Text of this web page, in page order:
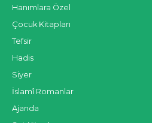
Hanımlara Özel
Çocuk Kitapları
Tefsir
Hadis
Siyer
İslamî Romanlar
Ajanda